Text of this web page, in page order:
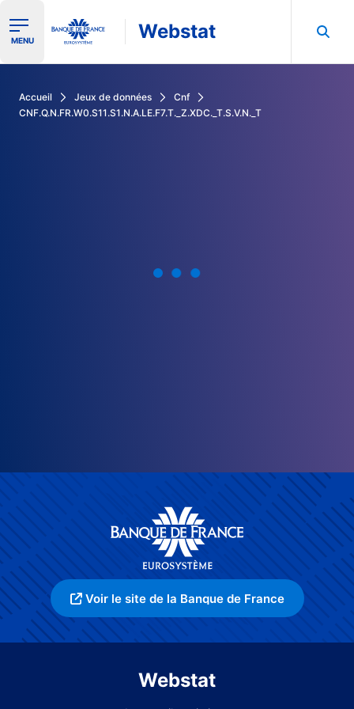
Ouvrir le menu de navigation
MENU Webstat
Accueil Jeux de données
Cnf
CNF.Q.N.FR.W0.S11.S1.N.A.LE.F7.T._Z.XDC._T.S.V.N._T
Voir le site de la Banque de France
Webstat